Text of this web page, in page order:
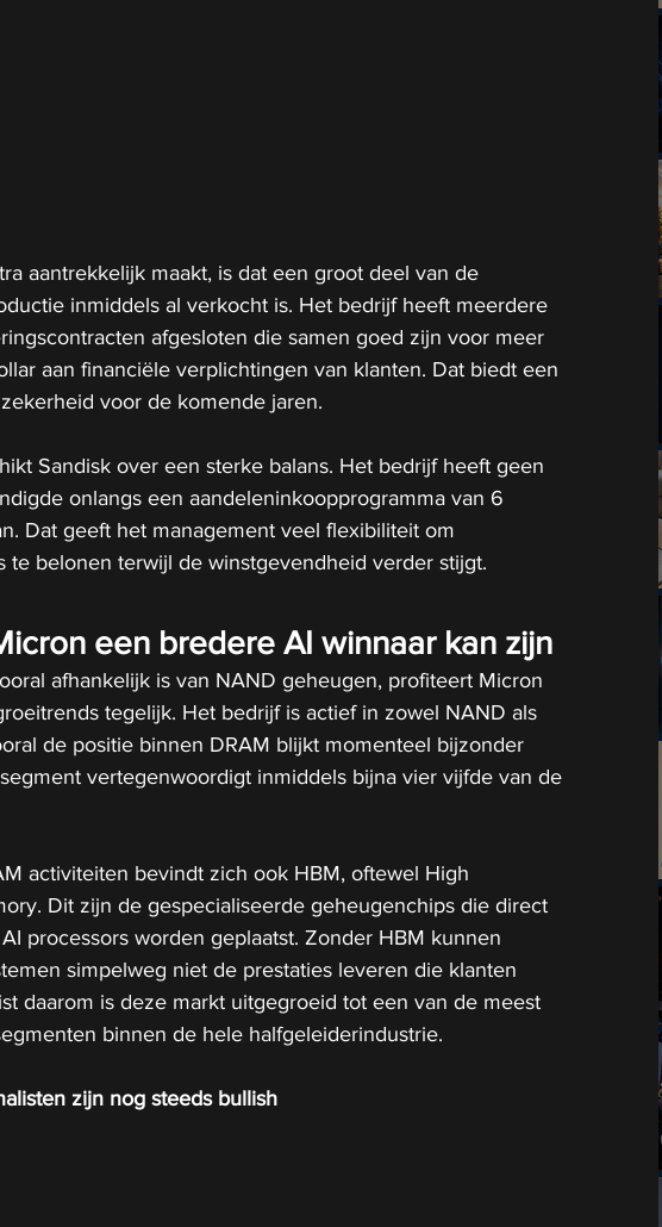
aantrekkelijk maakt, is dat een groot deel van de
inmiddels al verkocht is. Het bedrijf heeft meerdere
afgesloten die samen goed zijn voor meer
aan financiële verplichtingen van klanten. Dat biedt een
voor de komende jaren.
Sandisk over een sterke balans. Het bedrijf heeft geen
onlangs een aandeleninkoopprogramma van 6
Dat geeft het management veel flexibiliteit om
te belonen terwijl de winstgevendheid verder stijgt.
een bredere AI winnaar kan zijn
afhankelijk is van NAND geheugen, profiteert Micron
tegelijk. Het bedrijf is actief in zowel NAND als
de positie binnen DRAM blijkt momenteel bijzonder
vertegenwoordigt inmiddels bijna vier vijfde van de
activiteiten bevindt zich ook HBM, oftewel High
Dit zijn de gespecialiseerde geheugenchips die direct
processors worden geplaatst. Zonder HBM kunnen
simpelweg niet de prestaties leveren die klanten
daarom is deze markt uitgegroeid tot een van de meest
binnen de hele halfgeleiderindustrie.
zijn nog steeds bullish